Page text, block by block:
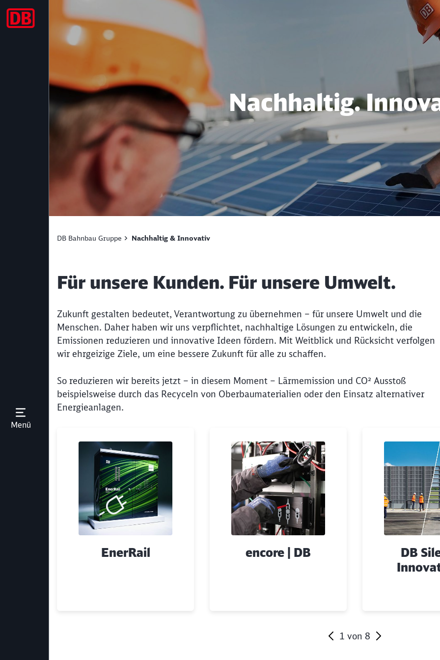
Nachhaltig & Innovativ
MenüMenü öffnen
Nachhaltig.
DB Bahnbau Gruppe Nachhaltig & Innovativ
Für unsere Kunden. Für unsere Umwelt.
Zukunft gestalten bedeutet, Verantwortung zu übernehmen – für unsere Umwelt und die
Menschen. Daher haben wir uns verpflichtet, nachhaltige Lösungen zu entwickeln, die
Emissionen reduzieren und innovative Ideen fördern. Mit Weitblick und Rücksicht verfolgen
wir ehrgeizige Ziele, um eine bessere Zukunft für alle zu schaffen.
So reduzieren wir bereits jetzt – in diesem Moment – Lärmemission und CO² Ausstoß
beispielsweise durch das Recyceln von Oberbaumaterialien oder den Einsatz alternativer
Energieanlagen.
EnerRail encore | DB
DB
1 von 8